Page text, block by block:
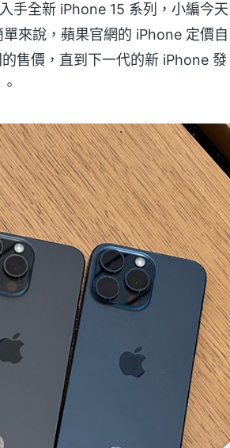
手全新 iPhone 15 系列，小編今天
來說，蘋果官網的 iPhone 定價自
售價，直到下一代的新 iPhone 發